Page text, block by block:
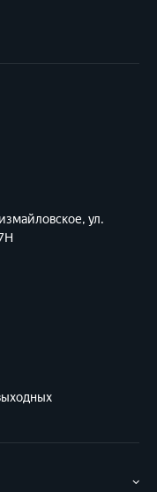
ул.